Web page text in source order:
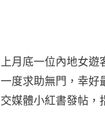
上月底一位內地女
一度求助無門，幸好
交媒體小紅書發帖，